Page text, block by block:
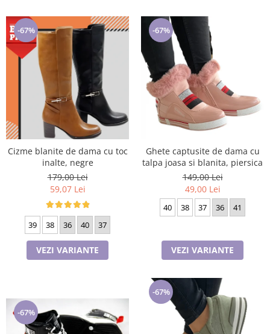
-67%
Cizme blanite de dama cu toc
inalte, negre
179,00 Lei
59,07 Lei
39 38 36 40 37
VEZI VARIANTE
-67%
Ghete captusite de dama cu
talpa joasa si blanita, piersica
149,00 Lei
49,00 Lei
40 38 37 36 41
VEZI VARIANTE
-67%
-67%